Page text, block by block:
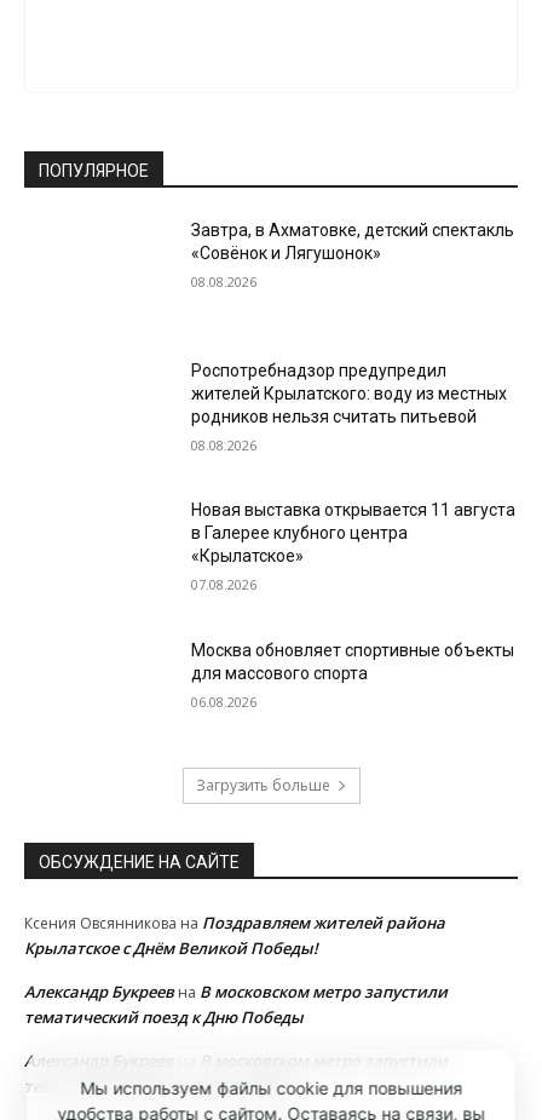
ПОПУЛЯРНОЕ
Завтра, в Ахматовке, детский спектакль
«Совёнок и Лягушонок»
08.08.2026
Роспотребнадзор предупредил
жителей Крылатского: воду из местных
родников нельзя считать питьевой
08.08.2026
Новая выставка открывается 11 августа
в Галерее клубного центра
«Крылатское»
07.08.2026
Москва обновляет спортивные объекты
для массового спорта
06.08.2026
Загрузить больше
ОБСУЖДЕНИЕ НА САЙТЕ
Ксения Овсянникова на Поздравляем жителей района
Крылатское с Днём Великой Победы!
Александр Букреевна В московском метро запустили
тематический поезд к Дню Победы
Александр Букреев
В московском метро запустили
тематический поезд к Дню Победы
Мы используем файлы cookie для повышения
удобства работы с сайтом. Оставаясь на связи, вы